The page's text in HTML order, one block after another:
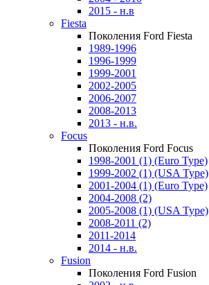
2015 - н.в
Fiesta
Поколения Ford Fiesta
1989-1996
1996-1999
1999-2001
2002-2005
2006-2007
2008-2013
2013 - н.в.
Focus
Поколения Ford Focus
1998-2001 (1) (Euro Type)
1999-2002 (1) (USA Type)
2001-2004 (1) (Euro Type)
2004-2008 (2)
2005-2008 (1) (USA Type)
2008-2011 (2)
2011-2014
2014 - н.в.
Fusion
Поколения Ford Fusion